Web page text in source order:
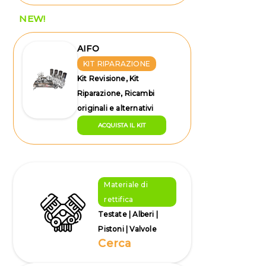
NEW!
AIFO
KIT RIPARAZIONE
Kit Revisione, Kit
Riparazione, Ricambi
originali e alternativi
ACQUISTA IL KIT
Materiale di
rettifica
Testate | Alberi |
Pistoni | Valvole
Cerca